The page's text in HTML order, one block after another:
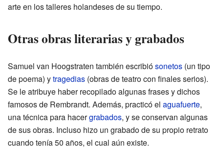
arte en los talleres holandeses de su tiempo.
Otras obras literarias y grabados
Samuel van Hoogstraten también escribiósonetos (un tipo
de poema) ytragedias (obras de teatro con finales serios).
Se le atribuye haber recopilado algunas frases y dichos
famosos de Rembrandt. Además, practicó el aguafuerte,
una técnica para hacergrabados, y se conservan algunas
de sus obras. Incluso hizo un grabado de su propio retrato
cuando tenía 50 años, el cual aún existe.